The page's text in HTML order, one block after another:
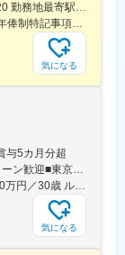
＜勤務地詳細＞本社住所：東京都港区芝5-26-20 勤務地最寄駅：都営大江戸線／大門駅受動喫煙対策：屋内全面禁煙変更の範囲：会社の定める事業所（リモートワーク含む）
＜予定年収＞400万円～540万円＜賃金形態＞年俸制特記事項なし＜賃金内訳＞年額（基本給）：3,210,000円～4,653,360円固定残業手当/月：65,462円～112,220円（固定残業時間30時間0分/月）超過した時間外労働の残業手当は追加支給＜月額＞332,962円～500,000円（12分割）（一律手当を含む）＜昇給有無＞有＜残業手当＞有賃金はあくまでも目安の金額であり、選考を通じて上下する可能性があります。月給(月額)は固定手当を含めた表記です。
気になる
与5カ月分超
【東京・横浜・京都・大阪／転勤なし】U・Iターン歓迎■東京営業所東京都新宿区百人町2-19-13＜アクセス＞JR「新大久保駅」から徒歩6分■横浜営業所神奈川県横浜市中区太田町6-84-2 大樹生命横浜桜木町ビル1F＜アクセス＞横浜高速鉄道「馬車道駅」から徒歩3分JR「桜木町駅」から徒歩7分■本社営業所（京都市）京都市中京区二条通烏丸西入東玉屋町498＜アクセス＞地下鉄 烏丸線「烏丸御池駅」から徒歩5分■大阪営業所大阪府吹田市出口町4-1＜アクセス＞JR「吹田駅」から徒歩8分※原則、転居を伴う転勤はありません。※受動喫煙対策：屋内全面禁煙（屋上に喫煙スペースあり）
年収780万円／38歳 課長職 経験16年 年収550万円／30歳 ルート営業職 経験8年
気になる